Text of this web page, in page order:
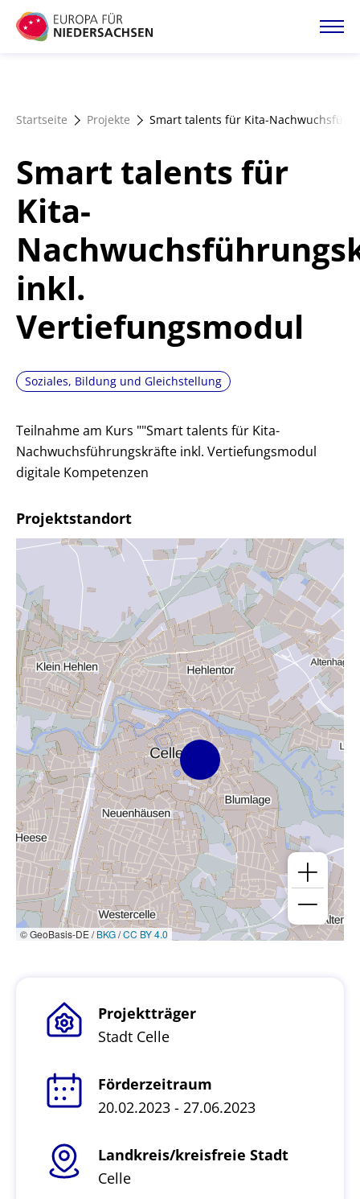
Direkt
zum
Förderangebote
Magazin
Startseite Projekte Smart talents für Kita-
Smart talents für
Kita-
inkl.
Vertiefungsmodul
Soziales, Bildung und Gleichstellung
Teilnahme am Kurs ""Smart talents für Kita-
Nachwuchsführungskräfte inkl. Vertiefungsmodul
digitale Kompetenzen
Projektstandort
© GeoBasis-DE /BKG/CC BY 4.0
Projektträger
Stadt Celle
Förderzeitraum
20.02.2023 - 27.06.2023
Landkreis/kreisfreie Stadt
Celle